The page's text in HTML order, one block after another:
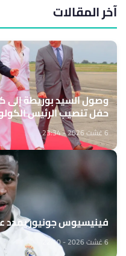
آخر المقالات
وصول السيد بوريطة إلى
حفل تنصيب الرئيس
6 غشت 2026 - 23:34
فينيسيوس جونيور يمدد
6 غشت 2026 - 22:10